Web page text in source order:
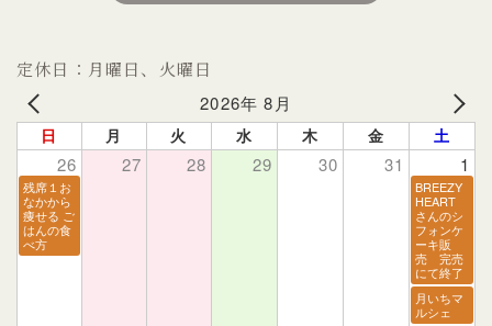
定休日：月曜日、火曜日
2026年 8月
日 月 火 水 木 金 土
26 27 28 29 30 31 1
残席１お
なかから
痩せる ご
はんの食
べ方
BREEZY
HEART
さんのシ
フォンケ
ーキ販
売 完売
にて終了
月いちマ
ルシェ